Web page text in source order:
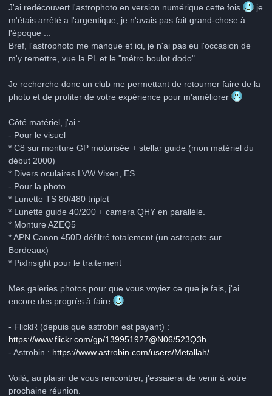
J'ai redécouvert l'astrophoto en version numérique cette fois
je
m'étais arrêté a l'argentique, je n'avais pas fait grand-chose à
l'époque ...
Bref, l'astrophoto me manque et ici, je n'ai pas eu l'occasion de
m'y remettre, vue la PL et le "métro boulot dodo" ...
Je recherche donc un club me permettant de retourner faire de la
photo et de profiter de votre expérience pour m'améliorer
Côté matériel, j'ai :
- Pour le visuel
* C8 sur monture GP motorisée + stellar guide (mon matériel du
début 2000)
* Divers oculaires LVW Vixen, ES.
- Pour la photo
* Lunette TS 80/480 triplet
* Lunette guide 40/200 + camera QHY en parallèle.
* Monture AZEQ5
* APN Canon 450D défiltré totalement (un astropote sur
Bordeaux)
* PixInsight pour le traitement
Mes galeries photos pour que vous voyiez ce que je fais, j'ai
encore des progrès à faire
- FlickR (depuis que astrobin est payant) :
https://www.flickr.com/gp/139951927@N06/523Q3h
- Astrobin : https://www.astrobin.com/users/Metallah/
Voilà, au plaisir de vous rencontrer, j'essaierai de venir à votre
prochaine réunion.